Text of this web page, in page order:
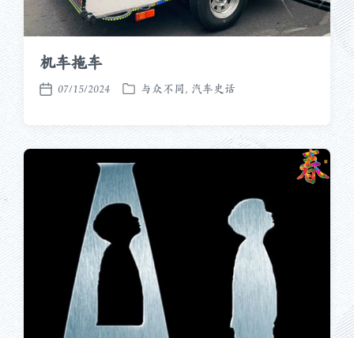
机车拖车
发
日
期
07/15/2024
发
于
与众不同, 汽车史话